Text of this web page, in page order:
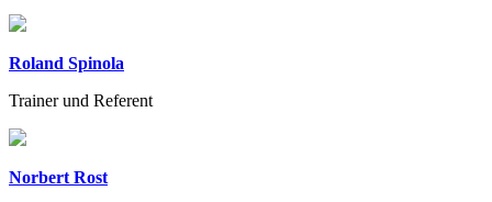
Roland Spinola
Trainer und Referent
Norbert Rost